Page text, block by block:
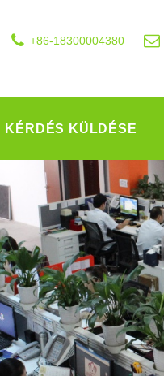
+86-18300004380
KÉRDÉS KÜLDÉSE